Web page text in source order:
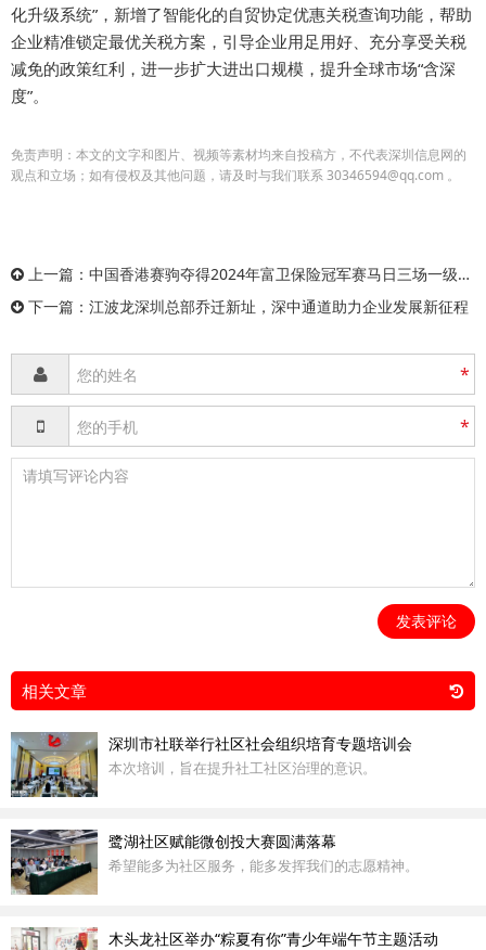
化升级系统”，新增了智能化的自贸协定优惠关税查询功能，帮助
企业精准锁定最优关税方案，引导企业用足用好、充分享受关税
减免的政策红利，进一步扩大进出口规模，提升全球市场“含深
度”。
免责声明：本文的文字和图片、视频等素材均来自投稿方，不代表深圳信息网的
观点和立场；如有侵权及其他问题，请及时与我们联系 30346594@qq.com 。
上一篇： 中国香港赛驹夺得2024年富卫保险冠军赛马日三场一级赛冠军
下一篇： 江波龙深圳总部乔迁新址，深中通道助力企业发展新征程
*
*
发表评论
相关文章
深圳市社联举行社区社会组织培育专题培训会
本次培训，旨在提升社工社区治理的意识。
鹭湖社区赋能微创投大赛圆满落幕
希望能多为社区服务，能多发挥我们的志愿精神。
木头龙社区举办“粽夏有你”青少年端午节主题活动